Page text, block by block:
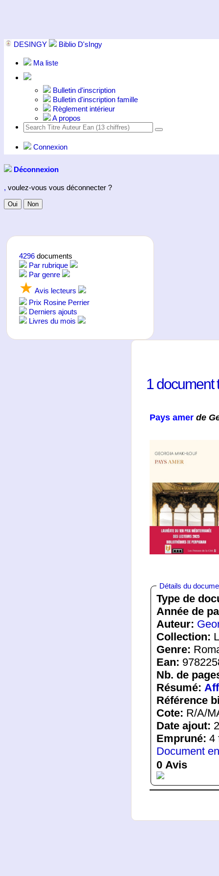
DESINGY Biblio D'sIngy
Ma liste
Bulletin d'inscription
Bulletin d'inscription famille
Règlement intérieur
A propos
Connexion
Déconnexion
, voulez-vous vous déconnecter ?
Oui Non
4296 documents
Par rubrique
Par genre
★ Avis lecteurs
Prix Rosine Perrier
Derniers ajouts
Livres du mois
1 document
Pays amer de
Détails du
Type de
Année de
Auteur:
Collection:
Genre:
Ean:
Nb. de
Résumé:
Référence
Cote: R/A/
Date ajout:
Empruné: 4
Document
0 Avis